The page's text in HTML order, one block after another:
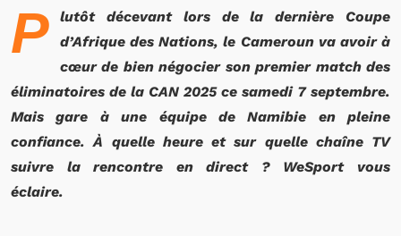
P
lutôt décevant lors de la dernière Coupe
d’Afrique des Nations, le Cameroun va avoir à
cœur de bien négocier son premier match des
éliminatoires de la CAN 2025 ce samedi 7 septembre.
Mais gare à une équipe de Namibie en pleine
confiance. À quelle heure et sur quelle chaîne TV
suivre la rencontre en direct ? WeSport vous
éclaire.